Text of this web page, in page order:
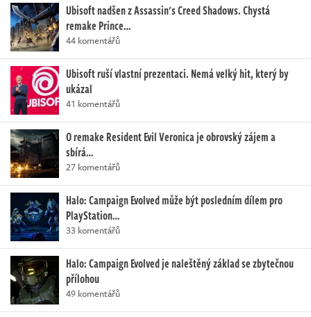
Ubisoft nadšen z Assassin's Creed Shadows. Chystá
remake Prince…
44 komentářů
Ubisoft ruší vlastní prezentaci. Nemá velký hit, který by
ukázal
41 komentářů
O remake Resident Evil Veronica je obrovský zájem a
sbírá…
27 komentářů
Halo: Campaign Evolved může být posledním dílem pro
PlayStation…
33 komentářů
Halo: Campaign Evolved je naleštěný základ se zbytečnou
přílohou
49 komentářů